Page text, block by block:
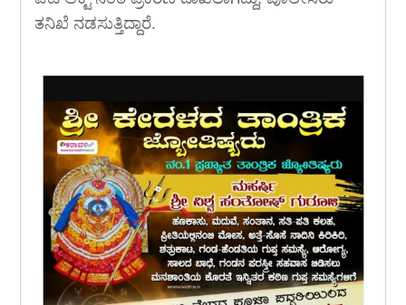
ತನಿಖೆ ನಡಸುತ್ತಿದ್ದಾರೆ.